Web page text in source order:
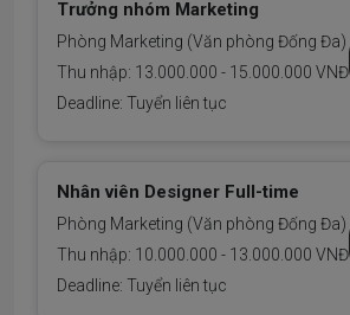
Trưởng nhóm Marketing
Phòng Marketing (Văn phòng Đống Đa)
Thu nhập: 13.000.000 - 15.000.000 VNĐ
Deadline: Tuyển liên tục
Nhân viên Designer Full-time
Phòng Marketing (Văn phòng Đống Đa)
Thu nhập: 10.000.000 - 13.000.000 VNĐ
Deadline: Tuyển liên tục